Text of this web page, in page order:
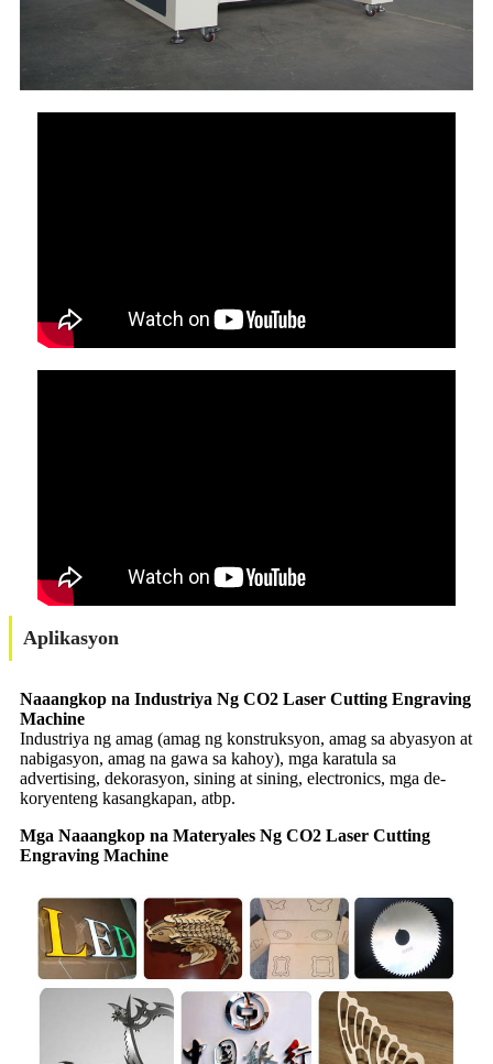
Aplikasyon
Naaangkop na Industriya Ng CO2 Laser Cutting Engraving
Machine
Industriya ng amag (amag ng konstruksyon, amag sa abyasyon at
nabigasyon, amag na gawa sa kahoy), mga karatula sa
advertising, dekorasyon, sining at sining, electronics, mga de-
koryenteng kasangkapan, atbp.
Mga Naaangkop na Materyales Ng CO2 Laser Cutting
Engraving Machine